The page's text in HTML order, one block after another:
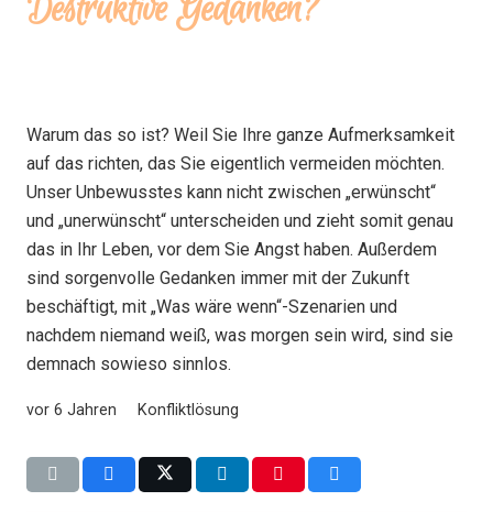
Destruktive Gedanken?
Warum das so ist? Weil Sie Ihre ganze Aufmerksamkeit
auf das richten, das Sie eigentlich vermeiden möchten.
Unser Unbewusstes kann nicht zwischen „erwünscht“
und „unerwünscht“ unterscheiden und zieht somit genau
das in Ihr Leben, vor dem Sie Angst haben. Außerdem
sind sorgenvolle Gedanken immer mit der Zukunft
beschäftigt, mit „Was wäre wenn“-Szenarien und
nachdem niemand weiß, was morgen sein wird, sind sie
demnach sowieso sinnlos.
vor 6 Jahren Konfliktlösung